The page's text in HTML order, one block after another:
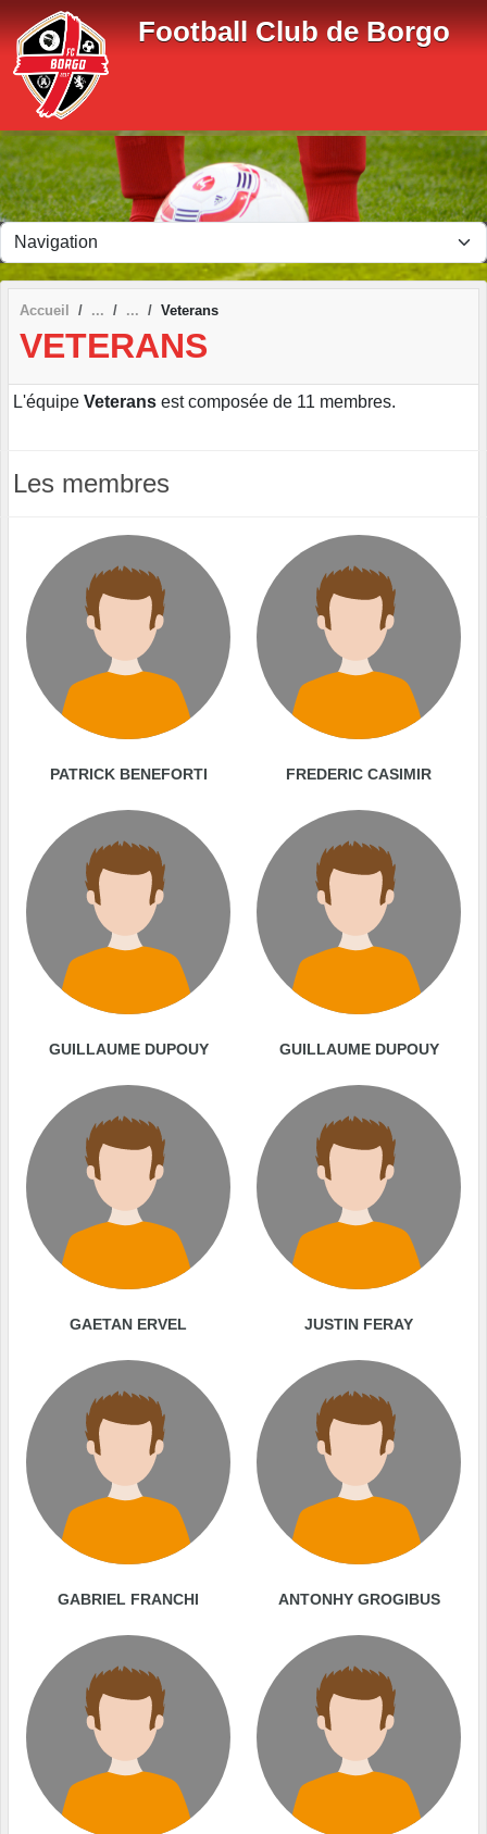
Football Club de Borgo
Accueil Veterans
VETERANS
L'équipe Veterans est composée de 11 membres.
Les membres
PATRICK BENEFORTI FREDERIC CASIMIR
GUILLAUME DUPOUY GUILLAUME DUPOUY
GAETAN ERVEL JUSTIN FERAY
GABRIEL FRANCHI ANTONHY GROGIBUS
Panneau de gestion des cookies